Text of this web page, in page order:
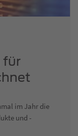
für
im Jahr die
und -